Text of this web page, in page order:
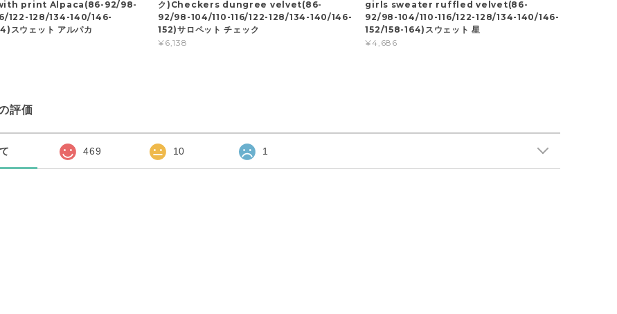
print Alpaca(86-92/98-
122-128/134-140/146-
スウェット アルパカ
ク)Checkers dungree velvet(86-
92/98-104/110-116/122-128/134-140/146-
152)サロペット チェック
¥6,138
girls sweater ruffled velvet(86-
92/98-104/110-116/122-128/134-140/146-
152/158-164)スウェット 星
¥4,686
評価
469 10 1